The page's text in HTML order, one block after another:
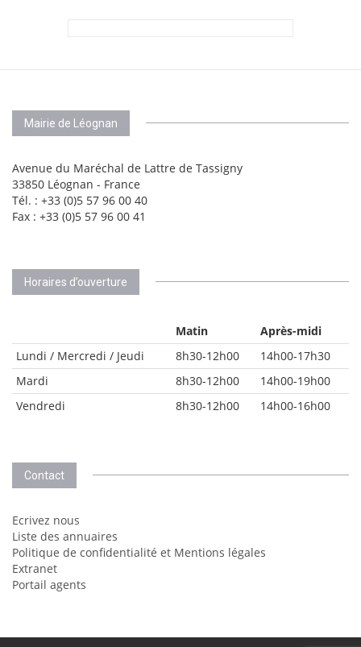
Mairie de Léognan
Avenue du Maréchal de Lattre de Tassigny
33850 Léognan - France
Tél. : +33 (0)5 57 96 00 40
Fax : +33 (0)5 57 96 00 41
Horaires d’ouverture
Matin
Après-midi
Lundi / Mercredi / Jeudi
8h30-12h00
14h00-17h30
Mardi
8h30-12h00
14h00-19h00
Vendredi
8h30-12h00 14h00-16h00
Contact
Ecrivez nous
Liste des annuaires
Politique de confidentialité et Mentions légales
Extranet
Portail agents